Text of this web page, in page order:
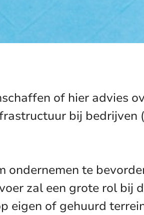
of hier advies
bij bedrijven
te
zal een grote rol bij
eigen of gehuurd